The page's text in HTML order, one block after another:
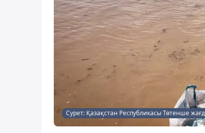
Сурет: Қазақстан Республикасы Төтенше